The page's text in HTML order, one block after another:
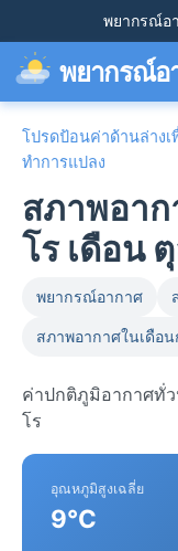
พยากรณ์อ
พยากรณ์อ
โปรดป้อนค่าด้านล่างเ
ทำการแปลง
สภาพอาก
โร เดือน
พยากรณ์อากาศ
สภาพอากาศในเดือ
ค่าปกติภูมิอากาศทั่ว
โร
อุณหภูมิสูงเฉลี่ย
9°C